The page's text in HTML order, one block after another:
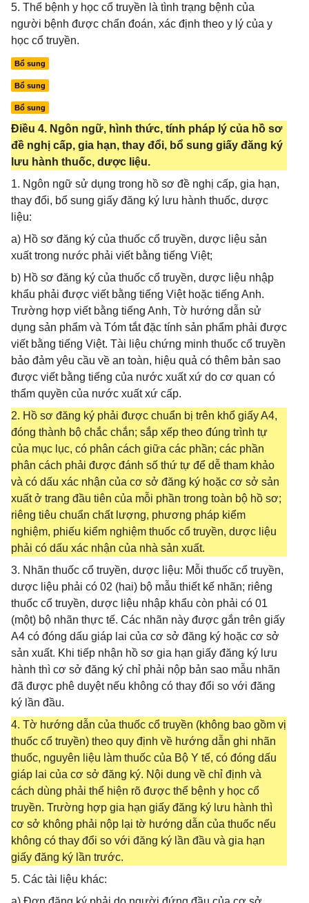
5. Thể bệnh y học cổ truyền là tình trạng bệnh của
người bệnh được chẩn đoán, xác định theo y lý của y
học cổ truyền.
Bổ sung
Bổ sung
Bổ sung
Điều 4. Ngôn ngữ, hình thức, tính pháp lý của hồ sơ
đề nghị cấp, gia hạn, thay đổi, bổ sung giấy đăng ký
lưu hành thuốc, dược liệu.
1. Ngôn ngữ sử dụng trong hồ sơ đề nghị cấp, gia hạn,
thay đổi, bổ sung giấy đăng ký lưu hành thuốc, dược
liệu:
a) Hồ sơ đăng ký của thuốc cổ truyền, dược liệu sản
xuất trong nước phải viết bằng tiếng Việt;
b) Hồ sơ đăng ký của thuốc cổ truyền, dược liệu nhập
khẩu phải được viết bằng tiếng Việt hoặc tiếng Anh.
Trường hợp viết bằng tiếng Anh, Tờ hướng dẫn sử
dụng sản phẩm và Tóm tắt đặc tính sản phẩm phải được
viết bằng tiếng Việt. Tài liệu chứng minh thuốc cổ truyền
bảo đảm yêu cầu về an toàn, hiệu quả có thêm bản sao
được viết bằng tiếng của nước xuất xứ do cơ quan có
thẩm quyền của nước xuất xứ cấp.
2. Hồ sơ đăng ký phải được chuẩn bị trên khổ giấy A4,
đóng thành bộ chắc chắn; sắp xếp theo đúng trình tự
của mục lục, có phân cách giữa các phần; các phần
phân cách phải được đánh số thứ tự để dễ tham khảo
và có dấu xác nhận của cơ sở đăng ký hoặc cơ sở sản
xuất ở trang đầu tiên của mỗi phần trong toàn bộ hồ sơ;
riêng tiêu chuẩn chất lượng, phương pháp kiểm
nghiệm, phiếu kiểm nghiệm thuốc cổ truyền, dược liệu
phải có dấu xác nhận của nhà sản xuất.
3. Nhãn thuốc cổ truyền, dược liệu: Mỗi thuốc cổ truyền,
dược liệu phải có 02 (hai) bộ mẫu thiết kế nhãn; riêng
thuốc cổ truyền, dược liệu nhập khẩu còn phải có 01
(một) bộ nhãn thực tế. Các nhãn này được gắn trên giấy
A4 có đóng dấu giáp lai của cơ sở đăng ký hoặc cơ sở
sản xuất. Khi tiếp nhận hồ sơ gia hạn giấy đăng ký lưu
hành thì cơ sở đăng ký chỉ phải nộp bản sao mẫu nhãn
đã được phê duyệt nếu không có thay đổi so với đăng
ký lần đầu.
4. Tờ hướng dẫn của thuốc cổ truyền (không bao gồm vị
thuốc cổ truyền) theo quy định về hướng dẫn ghi nhãn
thuốc, nguyên liệu làm thuốc của Bộ Y tế, có đóng dấu
giáp lai của cơ sở đăng ký. Nội dung về chỉ định và
cách dùng phải thể hiện rõ được thể bệnh y học cổ
truyền. Trường hợp gia hạn giấy đăng ký lưu hành thì
cơ sở không phải nộp lại tờ hướng dẫn của thuốc nếu
không có thay đổi so với đăng ký lần đầu và gia hạn
giấy đăng ký lần trước.
5. Các tài liệu khác: